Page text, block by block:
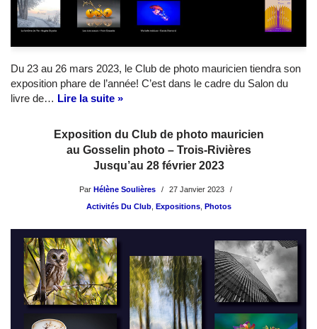
Du 23 au 26 mars 2023, le Club de photo mauricien tiendra son
exposition phare de l’année! C’est dans le cadre du Salon du
livre de… Lire la suite »
Exposition du Club de photo mauricien
au Gosselin photo – Trois-Rivières
Jusqu’au 28 février 2023
Par Hélène Soulières
27 Janvier 2023
Activités Du Club, Expositions, Photos